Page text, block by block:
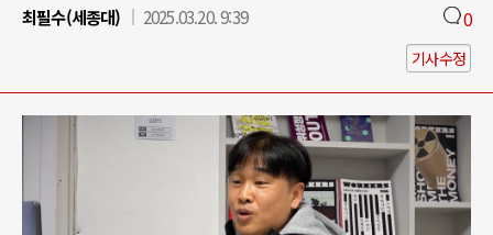
최필수(세종대)
2025.03.20. 9:39 0
기사수정